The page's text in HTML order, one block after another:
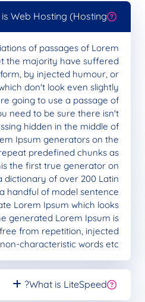
Web Hosting (Hosting)?
of passages of Lorem
the majority have suffered
by injected humour, or
don't look even slightly
going to use a passage of
need to be sure there isn't
hidden in the middle of
Ipsum generators on the
predefined chunks as
the first true generator on
dictionary of over 200 Latin
handful of model sentence
Lorem Ipsum which looks
generated Lorem Ipsum is
from repetition, injected
characteristic words etc.
What is LiteSpeed?